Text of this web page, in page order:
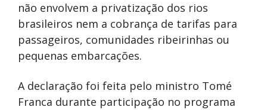
não envolvem a privatização dos rios
brasileiros nem a cobrança de tarifas para
passageiros, comunidades ribeirinhas ou
pequenas embarcações.
A declaração foi feita pelo ministro Tomé
Franca durante participação no programa